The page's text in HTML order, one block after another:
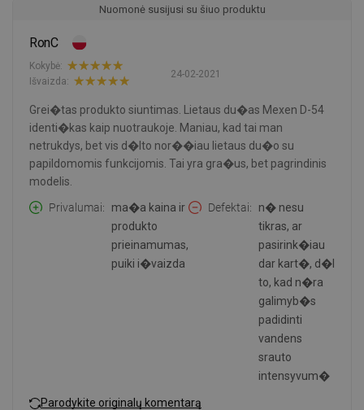
Nuomonė susijusi su šiuo produktu
RonC
24-02-2021
Kokybė:
Išvaizda:
Grei�tas produkto siuntimas. Lietaus du�as Mexen D-54
identi�kas kaip nuotraukoje. Maniau, kad tai man
netrukdys, bet vis d�lto nor��iau lietaus du�o su
papildomomis funkcijomis. Tai yra gra�us, bet pagrindinis
modelis.
Privalumai
ma�a kaina ir
produkto
prieinamumas,
puiki i�vaizda
Defektai
n� nesu
tikras, ar
pasirink�iau
dar kart�, d�l
to, kad n�ra
galimyb�s
padidinti
vandens
srauto
intensyvum�
Parodykite originalų komentarą